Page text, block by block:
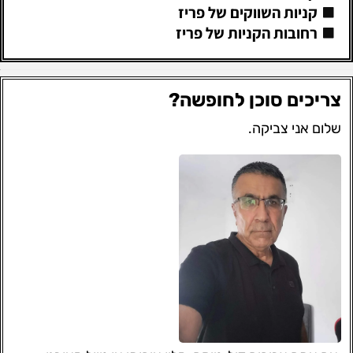
קניות השווקים של פריז
רחובות הקניות של פריז
צריכים סוכן לחופשה?
שלום אני צביקה.